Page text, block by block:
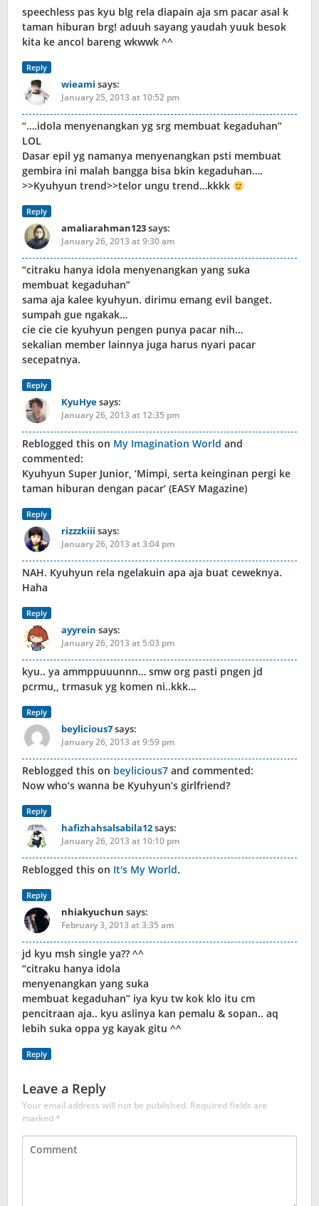
speechless pas kyu blg rela diapain aja sm pacar asal k
taman hiburan brg! aduuh sayang yaudah yuuk besok
kita ke ancol bareng wkwwk ^^
Reply
wieami says:
January 25, 2013 at 10:52 pm
“….idola menyenangkan yg srg membuat kegaduhan”
LOL
Dasar epil yg namanya menyenangkan psti membuat
gembira ini malah bangga bisa bkin kegaduhan….
>>Kyuhyun trend>>telor ungu trend…kkkk
Reply
amaliarahman123says:
January 26, 2013 at 9:30 am
“citraku hanya idola menyenangkan yang suka
membuat kegaduhan”
sama aja kalee kyuhyun. dirimu emang evil banget.
sumpah gue ngakak…
cie cie cie kyuhyun pengen punya pacar nih…
sekalian member lainnya juga harus nyari pacar
secepatnya.
Reply
KyuHyesays:
January 26, 2013 at 12:35 pm
Reblogged this on My Imagination World and
commented:
Kyuhyun Super Junior, ‘Mimpi, serta keinginan pergi ke
taman hiburan dengan pacar’ (EASY Magazine)
Reply
rizzzkiii says:
January 26, 2013 at 3:04 pm
NAH. Kyuhyun rela ngelakuin apa aja buat ceweknya.
Haha
Reply
ayyrein says:
January 26, 2013 at 5:03 pm
kyu.. ya ammppuuunnn… smw org pasti pngen jd
pcrmu,, trmasuk yg komen ni..kkk…
Reply
beylicious7says:
January 26, 2013 at 9:59 pm
Reblogged this on beylicious7 and commented:
Now who’s wanna be Kyuhyun’s girlfriend?
Reply
hafizhahsalsabila12says:
January 26, 2013 at 10:10 pm
Reblogged this on It's My World.
Reply
nhiakyuchun says:
February 3, 2013 at 3:35 am
jd kyu msh single ya?? ^^
“citraku hanya idola
menyenangkan yang suka
membuat kegaduhan” iya kyu tw kok klo itu cm
pencitraan aja.. kyu aslinya kan pemalu & sopan.. aq
lebih suka oppa yg kayak gitu ^^
Reply
Leave a Reply
Your email address will not be published. Required fields are
marked*